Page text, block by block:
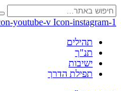
youtube-v Icon-instagram-1
תהילים
תנ"ך
ישיבות
תפילת הדרך